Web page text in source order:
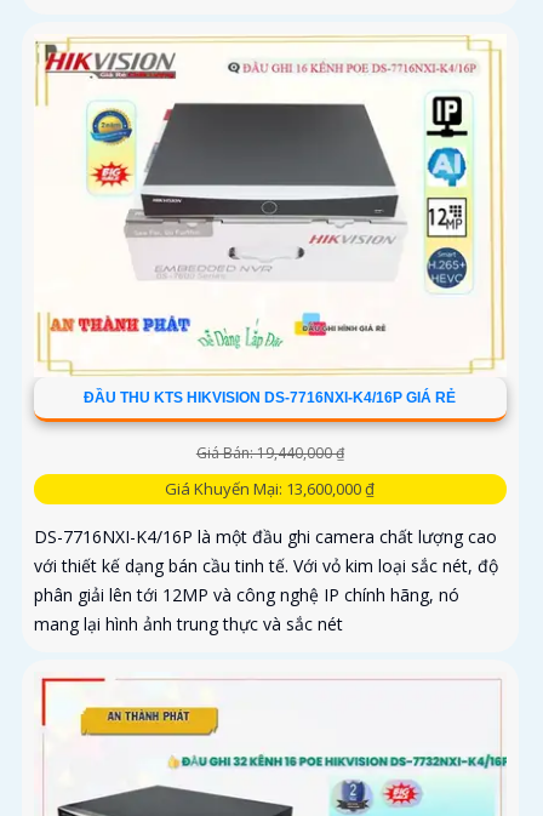
ĐẦU THU KTS HIKVISION DS-7716NXI-K4/16P GIÁ RẺ
Giá Bán: 19,440,000 ₫
Giá Khuyến Mại: 13,600,000 ₫
DS-7716NXI-K4/16P là một đầu ghi camera chất lượng cao
với thiết kế dạng bán cầu tinh tế. Với vỏ kim loại sắc nét, độ
phân giải lên tới 12MP và công nghệ IP chính hãng, nó
mang lại hình ảnh trung thực và sắc nét